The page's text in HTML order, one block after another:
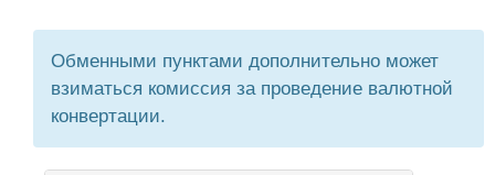
Обменными пунктами дополнительно может
взиматься комиссия за проведение валютной
конвертации.